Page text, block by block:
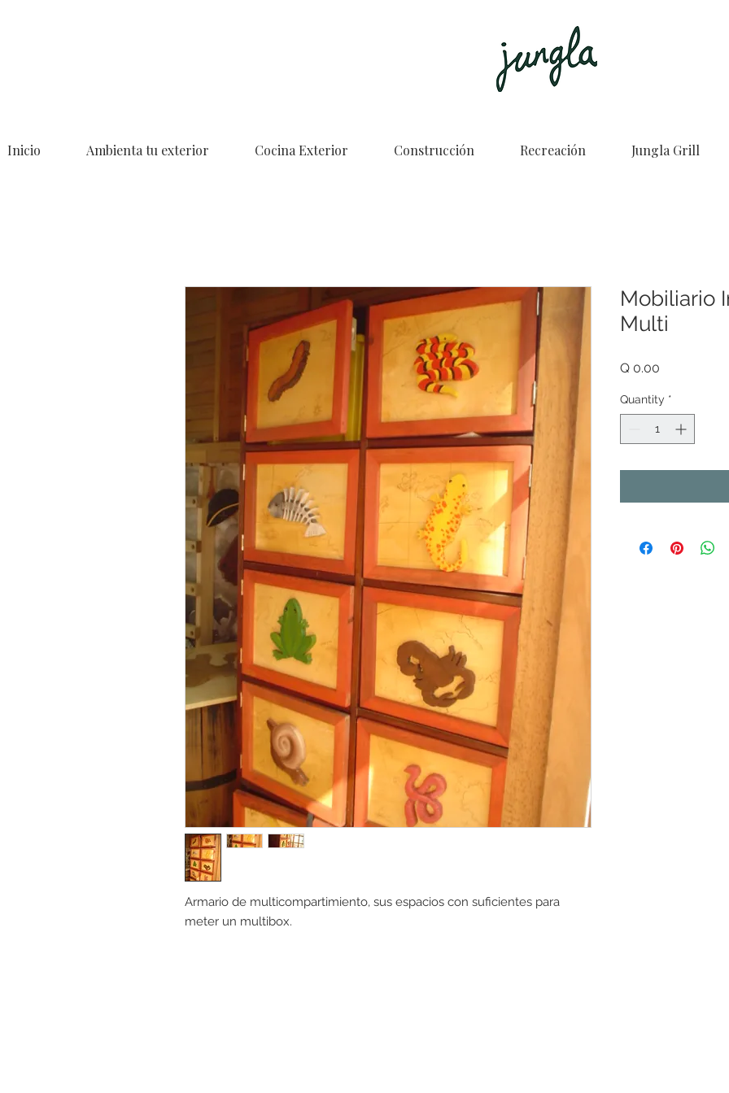
Inicio Ambienta tu exterior Cocina Exterior Construcción Recreación Jungla Grill
Armario de multicompartimiento, sus espacios con suficientes para
meter un multibox.
Mobiliario
Multi
Q 0.00
Quantity *